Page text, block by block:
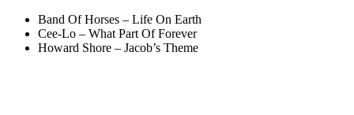
Band Of Horses – Life On Earth
Cee-Lo – What Part Of Forever
Howard Shore – Jacob’s Theme